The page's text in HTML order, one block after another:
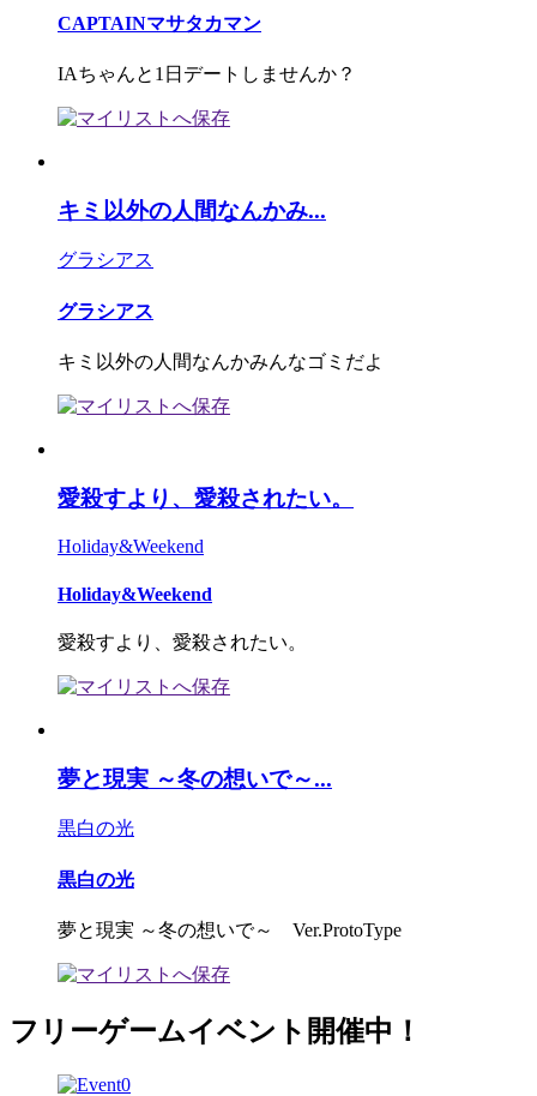
CAPTAINマサタカマン
IAちゃんと1日デートしませんか？
キミ以外の人間なんかみ...
グラシアス
グラシアス
キミ以外の人間なんかみんなゴミだよ
愛殺すより、愛殺されたい。
Holiday&Weekend
Holiday&Weekend
愛殺すより、愛殺されたい。
夢と現実 ～冬の想いで～...
黒白の光
黒白の光
夢と現実 ～冬の想いで～ Ver.ProtoType
フリーゲームイベント開催中！